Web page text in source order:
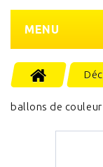
MENU
ballons de